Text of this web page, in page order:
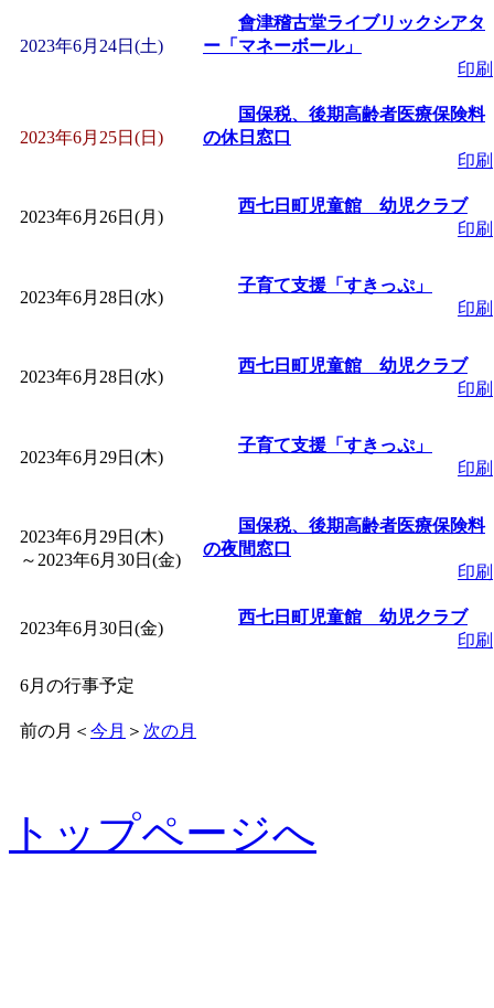
2023年6月24日(土)
會津稽古堂ライブリックシアタ
ー「マネーボール」
印刷
2023年6月25日(日)
国保税、後期高齢者医療保険料
の休日窓口
印刷
2023年6月26日(月)
西七日町児童館 幼児クラブ
印刷
2023年6月28日(水)
子育て支援「すきっぷ」
印刷
2023年6月28日(水)
西七日町児童館 幼児クラブ
印刷
2023年6月29日(木)
子育て支援「すきっぷ」
印刷
2023年6月29日(木)
～ 2023年6月30日(金)
国保税、後期高齢者医療保険料
の夜間窓口
印刷
2023年6月30日(金)
西七日町児童館 幼児クラブ
印刷
6月の行事予定
前の月 ＜ 今月 ＞ 次の月
トップページへ